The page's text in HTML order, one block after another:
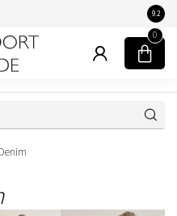
9.2
0